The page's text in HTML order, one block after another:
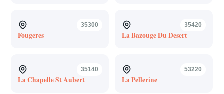
35300
Fougeres
35420
La Bazouge Du Desert
35140
La Chapelle St Aubert
53220
La Pellerine